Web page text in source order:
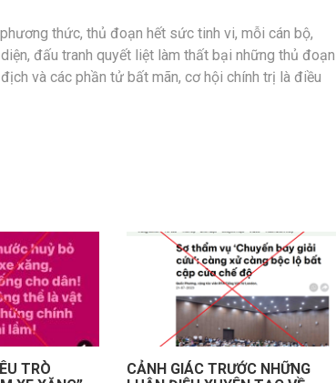
thức, thủ đoạn hết sức tinh vi, mỗi cán bộ,
đấu tranh quyết liệt làm thất bại những thủ đoạn
và các phần tử bất mãn, cơ hội chính trị là điều
TRÒ
CẢNH GIÁC TRƯỚC NHỮNG